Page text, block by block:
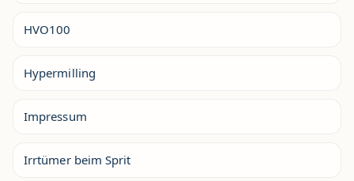
HVO100
Hypermilling
Impressum
Irrtümer beim Sprit